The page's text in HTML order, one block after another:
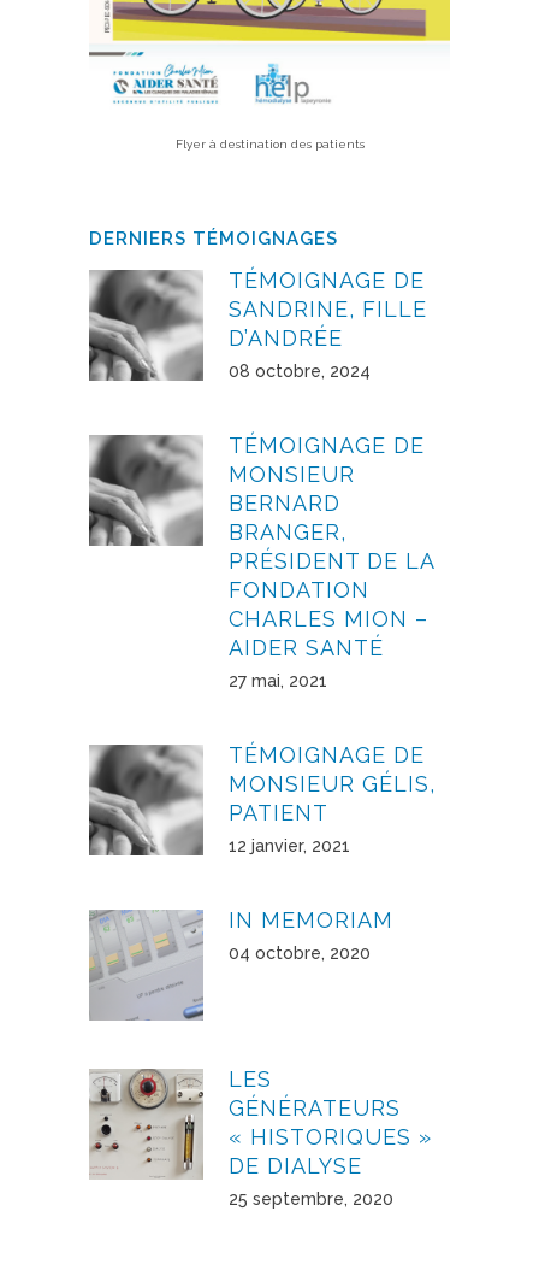
Flyer à destination des patients
DERNIERS TÉMOIGNAGES
TÉMOIGNAGE DE
SANDRINE, FILLE
D’ANDRÉE
08 octobre, 2024
TÉMOIGNAGE DE
MONSIEUR
BERNARD
BRANGER,
PRÉSIDENT DE LA
FONDATION
CHARLES MION –
AIDER SANTÉ
27 mai, 2021
TÉMOIGNAGE DE
MONSIEUR GÉLIS,
PATIENT
12 janvier, 2021
IN MEMORIAM
04 octobre, 2020
LES
GÉNÉRATEURS
« HISTORIQUES »
DE DIALYSE
25 septembre, 2020